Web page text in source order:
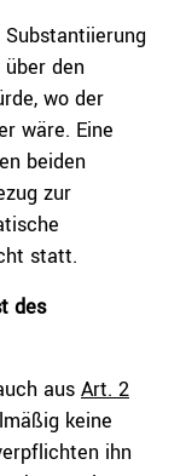
den
wo der
wäre. Eine
beiden
zur
statt.
des
aus Art. 2
keine
ihn